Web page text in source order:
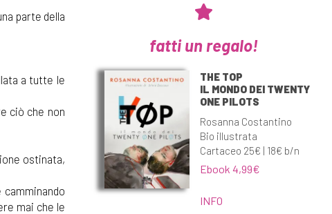
parte della
a tutte le
ciò che non
ostinata,
mai che le
fatti un regalo!
THE TOP
IL MONDO DEI TWENTY
ONE PILOTS
Rosanna Costantino
Bio illustrata
Cartaceo 25€ | 18€ b/n
Ebook 4,99€
INFO